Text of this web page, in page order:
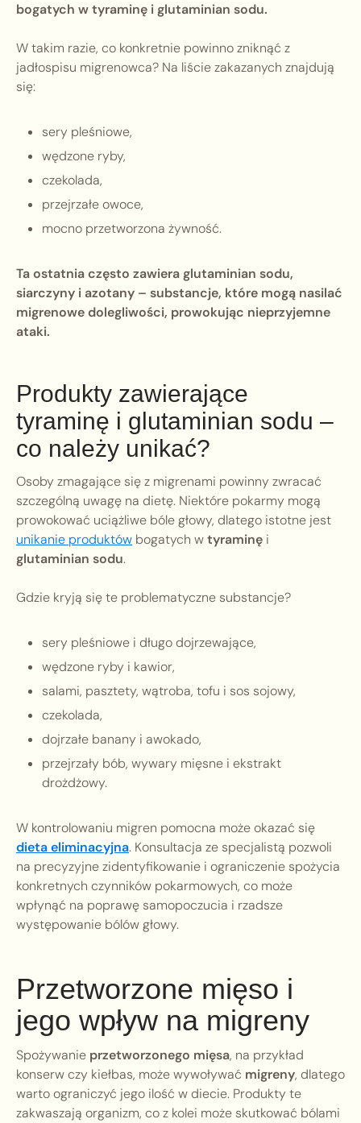
bogatych w tyraminę i glutaminian sodu.
W takim razie, co konkretnie powinno zniknąć z
jadłospisu migrenowca? Na liście zakazanych znajdują
się:
sery pleśniowe,
wędzone ryby,
czekolada,
przejrzałe owoce,
mocno przetworzona żywność.
Ta ostatnia często zawiera glutaminian sodu,
siarczyny i azotany – substancje, które mogą nasilać
migrenowe dolegliwości, prowokując nieprzyjemne
ataki.
Produkty zawierające
tyraminę i glutaminian sodu –
co należy unikać?
Osoby zmagające się z migrenami powinny zwracać
szczególną uwagę na dietę. Niektóre pokarmy mogą
prowokować uciążliwe bóle głowy, dlatego istotne jest
unikanie produktów bogatych wtyraminę i
glutaminian sodu.
Gdzie kryją się te problematyczne substancje?
sery pleśniowe i długo dojrzewające,
wędzone ryby i kawior,
salami, pasztety, wątroba, tofu i sos sojowy,
czekolada,
dojrzałe banany i awokado,
przejrzały bób, wywary mięsne i ekstrakt
drożdżowy.
W kontrolowaniu migren pomocna może okazać się
dieta eliminacyjna. Konsultacja ze specjalistą pozwoli
na precyzyjne zidentyfikowanie i ograniczenie spożycia
konkretnych czynników pokarmowych, co może
wpłynąć na poprawę samopoczucia i rzadsze
występowanie bólów głowy.
Przetworzone mięso i
jego wpływ na migreny
Spożywanie przetworzonego mięsa, na przykład
konserw czy kiełbas, może wywoływać migreny, dlatego
warto ograniczyć jego ilość w diecie. Produkty te
zakwaszają organizm, co z kolei może skutkować bólami